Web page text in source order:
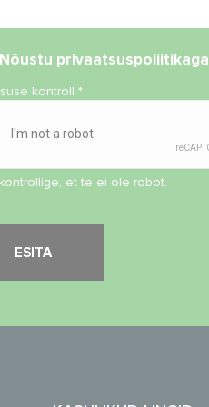
Nõustu privaatsuspoliitikaga
kontroll*
et te ei ole robot.